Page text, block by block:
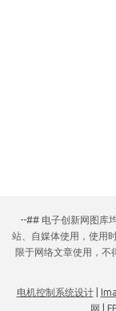
--## 电子创新网图库
站、自媒体使用，使用
限于网络文章使用，不
电机控制系统设计|
网